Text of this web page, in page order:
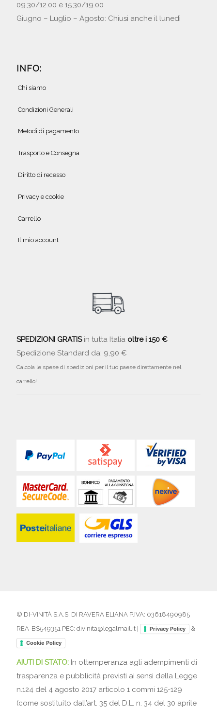
09.30/12.00 e 15.30/19.00
Giugno – Luglio – Agosto: Chiusi anche il lunedì
INFO:
Chi siamo
Condizioni Generali
Metodi di pagamento
Trasporto e Consegna
Diritto di recesso
Privacy e cookie
Carrello
Il mio account
SPEDIZIONI GRATISin tutta Italia oltre i 150 €
Spedizione Standard da: 9,90 €
Calcola le spese di spedizioni per il tuo paese direttamente nel
carrello!
© DI-VINITÀ S.A.S. DI RAVERA ELIANA P.IVA: 03618490985
REA-BS549351 PEC: divinita@legalmail.it |
Privacy Policy &
Cookie Policy
AIUTI DI STATO: In ottemperanza agli adempimenti di
trasparenza e pubblicità previsti ai sensi della Legge
n.124 del 4 agosto 2017 articolo 1 commi 125-129
(come sostituito dall’art. 35 del D.L. n. 34 del 30 aprile